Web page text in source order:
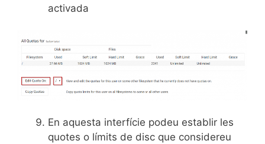
activada
En aquesta interfície podeu establir les
quotes o límits de disc que considereu